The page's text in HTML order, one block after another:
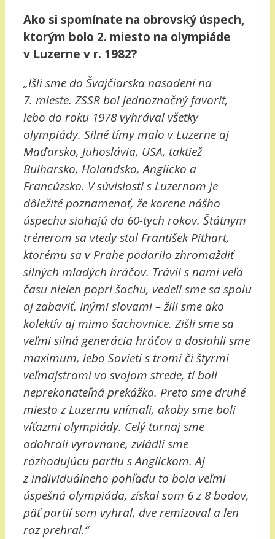
Ako si spomínate na obrovský úspech,
ktorým bolo 2. miesto na olympiáde
v Luzerne v r. 1982?
„Išli sme do Švajčiarska nasadení na
7. mieste. ZSSR bol jednoznačný favorit,
lebo do roku 1978 vyhrával všetky
olympiády. Silné tímy malo v Luzerne aj
Maďarsko, Juhoslávia, USA, taktiež
Bulharsko, Holandsko, Anglicko a
Francúzsko. V súvislosti s Luzernom je
dôležité poznamenať, že korene nášho
úspechu siahajú do 60-tych rokov. Štátnym
trénerom sa vtedy stal František Pithart,
ktorému sa v Prahe podarilo zhromaždiť
silných mladých hráčov. Trávil s nami veľa
času nielen popri šachu, vedeli sme sa spolu
aj zabaviť. Inými slovami – žili sme ako
kolektív aj mimo šachovnice. Zišli sme sa
veľmi silná generácia hráčov a dosiahli sme
maximum, lebo Sovieti s tromi či štyrmi
veľmajstrami vo svojom strede, tí boli
neprekonateľná prekážka. Preto sme druhé
miesto z Luzernu vnímali, akoby sme boli
víťazmi olympiády. Celý turnaj sme
odohrali vyrovnane, zvládli sme
rozhodujúcu partiu s Anglickom. Aj
z individuálneho pohľadu to bola veľmi
úspešná olympiáda, získal som 6 z 8 bodov,
päť partií som vyhral, dve remizoval a len
raz prehral.“